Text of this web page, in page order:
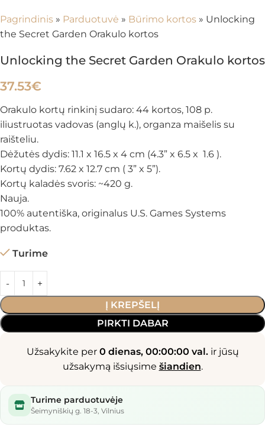
Pagrindinis » Parduotuvė » Būrimo kortos » Unlocking
the Secret Garden Orakulo kortos
Unlocking the Secret Garden Orakulo kortos
37.53€
Orakulo kortų rinkinį sudaro: 44 kortos, 108 p.
iliustruotas vadovas (anglų k.), organza maišelis su
raišteliu.
Dėžutės dydis: 11.1 x 16.5 x 4 cm (4.3” x 6.5 x 1.6 ).
Kortų dydis: 7.62 x 12.7 cm ( 3” x 5”).
Kortų kaladės svoris: ~420 g.
Nauja.
100% autentiška, originalus U.S. Games Systems
produktas.
Turime
Į KREPŠELĮ
PIRKTI DABAR
Užsakykite per 0 dienas, 00:00:00 val.ir jūsų
užsakymą išsiųsime šiandien.
Turime parduotuvėje
Šeimyniškių g. 18-3, Vilnius